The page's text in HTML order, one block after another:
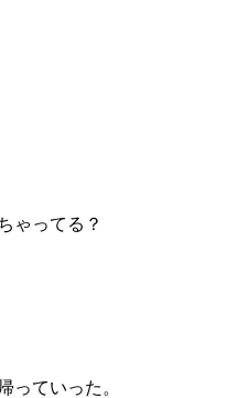
ゃってる？
っていった。